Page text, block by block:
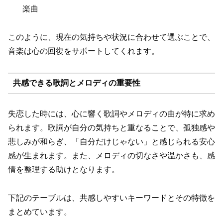
楽曲
このように、現在の気持ちや状況に合わせて選ぶことで、
音楽は心の回復をサポートしてくれます。
共感できる歌詞とメロディの重要性
失恋した時には、心に響く歌詞やメロディの曲が特に求め
られます。歌詞が自分の気持ちと重なることで、孤独感や
悲しみが和らぎ、「自分だけじゃない」と感じられる安心
感が生まれます。また、メロディの切なさや温かさも、感
情を整理する助けとなります。
下記のテーブルは、共感しやすいキーワードとその特徴を
まとめています。